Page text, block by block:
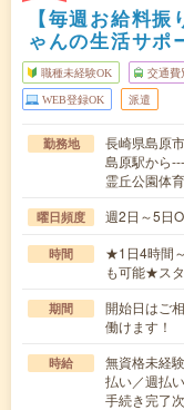
【毎週お給料
ゃんの生活サポ
職種未経験OK 交通費
WEB登録OK 派遣
勤務地
長崎県島原市
島原駅から
霊丘公園体
曜日頻度 週2日～5日
時間
★1日4時間
も可能★ス
期間
開始日はご
働けます！
時給
無資格未経
払い／週払
手続き完了